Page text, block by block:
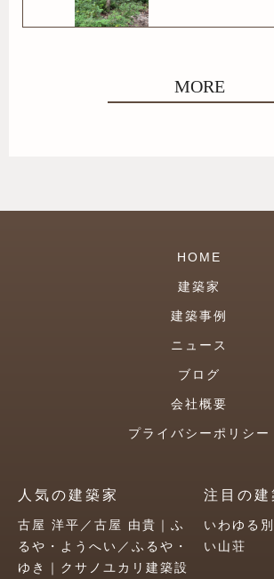
MORE
HOME
建築家
建築事例
ニュース
ブログ
会社概要
プライバシーポリシー
人気の建築家
古屋 洋平／古屋 由貴｜ふ
るや・ようへい／ふるや・
ゆき｜クサノユカリ建築設
注目の建
いわゆる
い山荘